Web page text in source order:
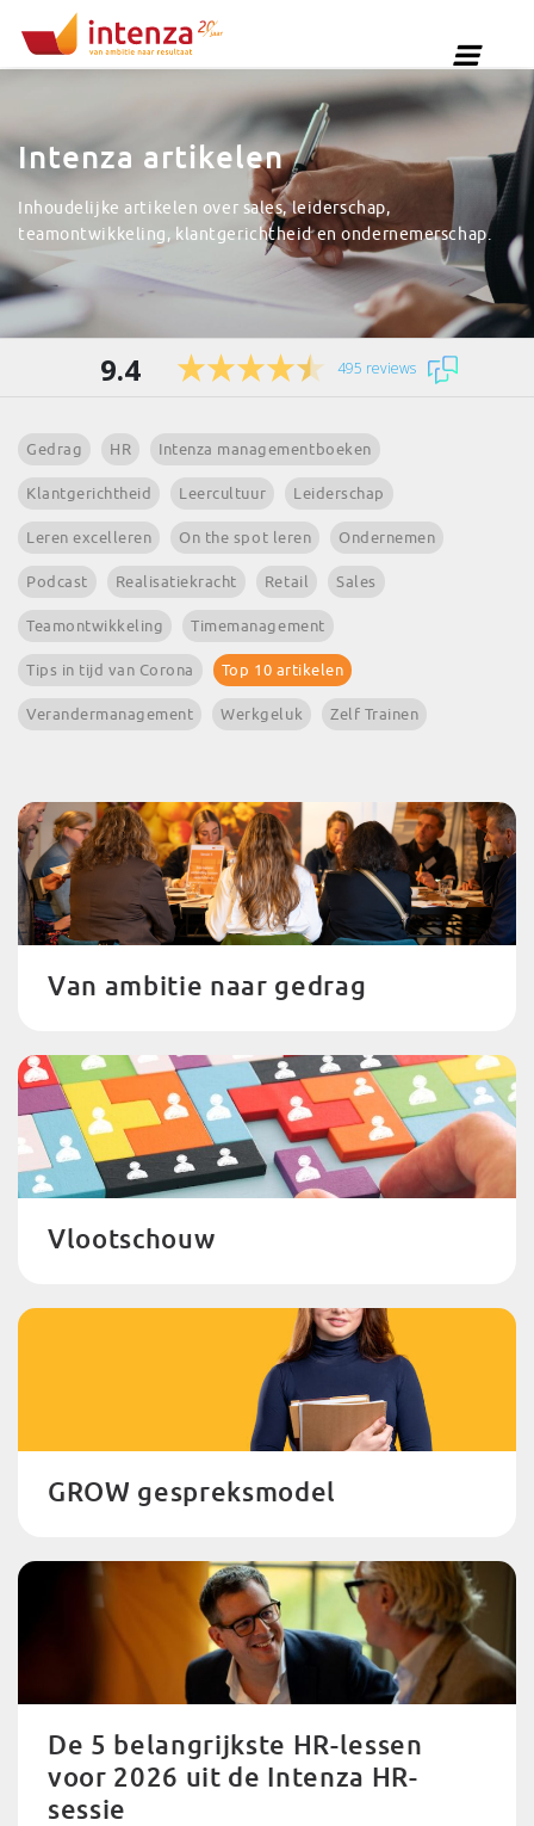
Intenza artikelen
Inhoudelijke artikelen over sales, leiderschap,
teamontwikkeling, klantgerichtheid en ondernemerschap.
9.4 495 reviews
Gedrag HR Intenza managementboeken
Klantgerichtheid Leercultuur Leiderschap
Leren excelleren On the spot leren Ondernemen
Podcast Realisatiekracht Retail Sales
Teamontwikkeling Timemanagement
Tips in tijd van Corona Top 10 artikelen
Verandermanagement Werkgeluk Zelf Trainen
Van ambitie naar gedrag
Vlootschouw
GROW gespreksmodel
De 5 belangrijkste HR-lessen
voor 2026 uit de Intenza HR-
sessie